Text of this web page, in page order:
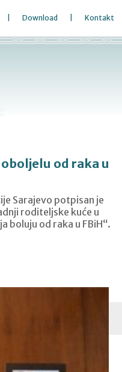
Download Kontakt
od raka u
Sarajevo potpisan je
roditeljske kuće u
boluju od raka u FBiH“.